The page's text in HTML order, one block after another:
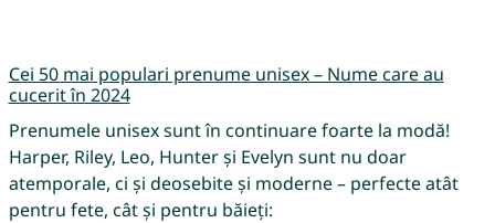
Cei 50 mai populari prenume unisex – Nume care au
cucerit în 2024
Prenumele unisex sunt în continuare foarte la modă!
Harper, Riley, Leo, Hunter și Evelyn sunt nu doar
atemporale, ci și deosebite și moderne – perfecte atât
pentru fete, cât și pentru băieți: